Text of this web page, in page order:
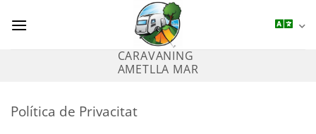
CARAVANING
AMETLLA MAR
Política de Privacitat